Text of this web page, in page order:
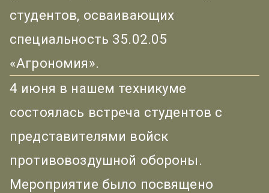
студентов, осваивающих
специальность 35.02.05
«Агрономия».
4 июня в нашем техникуме
состоялась встреча студентов с
представителями войск
противовоздушной обороны.
Мероприятие было посвящено